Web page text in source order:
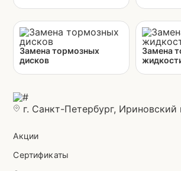
Замена тормозных
дисков
Замена
г. Санкт-Петербург, Ириновский
Акции
Сертификаты